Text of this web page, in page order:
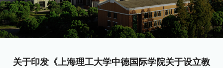
关于印发《上海理工大学中德国际学院关于设立教